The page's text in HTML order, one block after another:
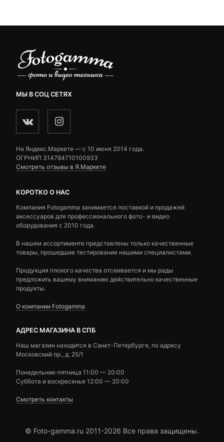
МЫ В СОЦ СЕТЯХ
На Яндекс.Маркете — c 10 июня 2014 года.
ОГРНИП 314784710100933
Смотреть отзывы в Я.Маркете
КОРОТКО О НАС
Компания Fotogamma занимается поставкой и продажей
аксессуаров для профессионального фото- и видео
оборудования с 2010 года.
В нашем ассортименте представлены только качественные
товары, прошедшие тестирование нашими специалистами.
Продукция плохого качества отсеивается и мы рады
предложить вашему вниманию действительно качественные
продукты.
О компании Fotogamma
АДРЕС МАГАЗИНА В СПБ
Наш магазин находится в Санкт-Петербурге, по адресу
Московский пр., д. 25/1
Понедельник-пятница 11:00 — 20:00
Суббота и воскресенье 12:00 — 20:00
Смотреть контакты
© Foto-gamma.ru 2011-2026 Все права защищены.